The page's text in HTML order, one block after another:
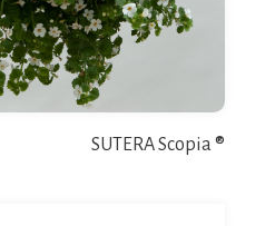
SUTERA Scopia ®